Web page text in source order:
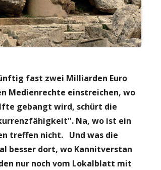
fast zwei Milliarden Euro
Medienrechte einstreichen, wo
gebangt wird, schürt die
Na, wo ist ein
treffen nicht. Und was die
besser dort, wo Kannitverstan
nur noch vom Lokalblatt mit